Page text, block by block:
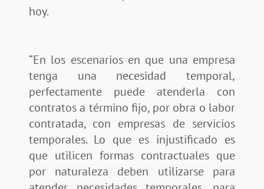
hoy.
“En los escenarios en que una empresa
tenga una necesidad temporal,
perfectamente puede atenderla con
contratos a término fijo, por obra o labor
contratada, con empresas de servicios
temporales. Lo que es injustificado es
que utilicen formas contractuales que
por naturaleza deben utilizarse para